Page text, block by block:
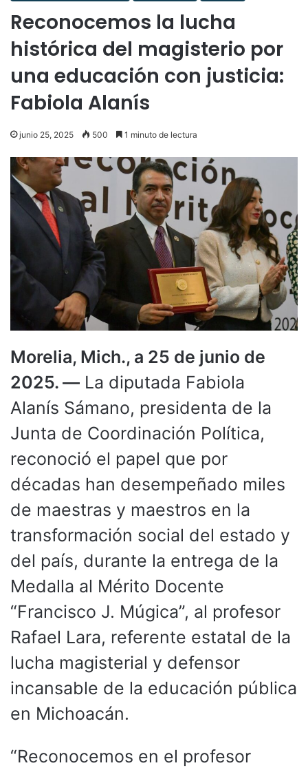
Reconocemos la lucha
histórica del magisterio por
una educación con justicia:
Fabiola Alanís
junio 25, 2025 500 1 minuto de lectura
Morelia, Mich., a 25 de junio de
2025. — La diputada Fabiola
Alanís Sámano, presidenta de la
Junta de Coordinación Política,
reconoció el papel que por
décadas han desempeñado miles
de maestras y maestros en la
transformación social del estado y
del país, durante la entrega de la
Medalla al Mérito Docente
“Francisco J. Múgica”, al profesor
Rafael Lara, referente estatal de la
lucha magisterial y defensor
incansable de la educación pública
en Michoacán.
“Reconocemos en el profesor